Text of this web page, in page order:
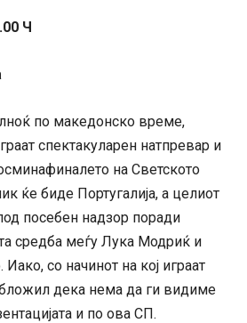
Ч
по македонско време,
спектакуларен натпревар и
на Светското
ќе биде Португалија, а целиот
посебен надзор поради
средба меѓу Лука Модриќ и
со начинот на кој играат
дека нема да ги видиме
и по ова СП.